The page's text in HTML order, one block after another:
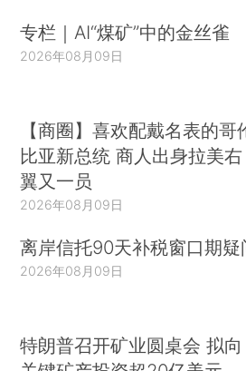
专栏｜AI“煤矿”中的金丝雀
2026年08月09日
【商圈】喜欢配戴名表的哥
比亚新总统 商人出身拉美右
翼又一员
2026年08月09日
离岸信托90天补税窗口期疑
2026年08月09日
特朗普召开矿业圆桌会 拟向